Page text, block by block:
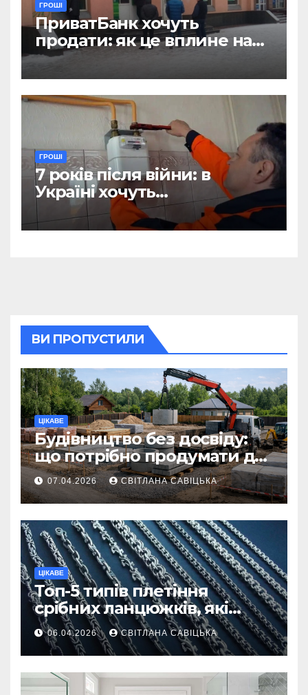
ГРОШІ
ПриватБанк хочуть
продати: як це вплине на
отримання зарплат, пенсій
і стипендій
ГРОШІ
7 років після війни: в
Україні хочуть
відтермінувати
встановлення лічильників
ВИ ПРОПУСТИЛИ
ЦІКАВЕ
Будівництво без досвіду:
що потрібно продумати до
першої доставки на
ділянку
07.04.2026 СВІТЛАНА САВІЦЬКА
ЦІКАВЕ
Топ-5 типів плетіння
срібних ланцюжків, які
вважаються
найнадійнішими
06.04.2026 СВІТЛАНА САВІЦЬКА